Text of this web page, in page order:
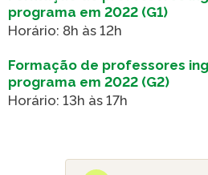
programa em 2022 (G1)
Horário: 8h às 12h
Formação de professores
programa em 2022 (G2)
Horário: 13h às 17h